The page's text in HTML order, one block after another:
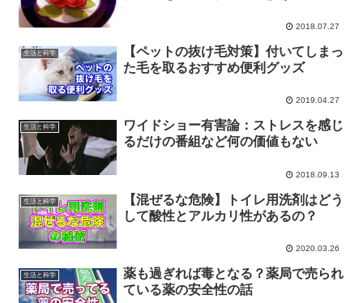
2018.07.27
生活と科学
【ペットの抜け毛対策】付いてしまっ
た毛を取るおすすめ便利グッズ
2019.04.27
生活と科学
ワイドショー有害論：ストレスを感じ
るだけの番組など何の価値もない
2018.09.13
生活と科学
【混ぜるな危険】トイレ用洗剤はどう
して酸性とアルカリ性があるの？
2020.03.26
生活と科学
薬も過ぎれば毒となる？薬局で売られ
ている薬の安全性の話